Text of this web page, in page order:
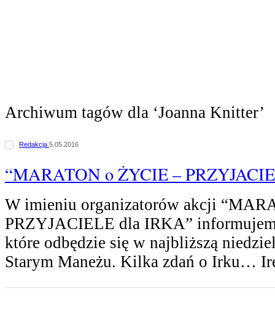
Archiwum tagów dla ‘Joanna Knitter’
Redakcja 5.05.2016
“MARATON o ŻYCIE –
W imieniu organizatorów akcji
PRZYJACIELE dla IRKA”
które odbędzie się w najbliższą
Starym Maneżu. Kilka zdań o Irku…